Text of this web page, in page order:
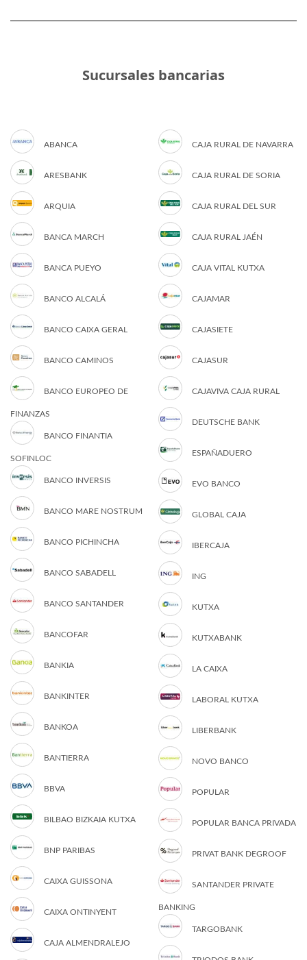
Sucursales bancarias
ABANCA
ARESBANK
ARQUIA
BANCA MARCH
BANCA PUEYO
BANCO ALCALÁ
BANCO CAIXA GERAL
BANCO CAMINOS
BANCO EUROPEO DE
FINANZAS
BANCO FINANTIA
SOFINLOC
BANCO INVERSIS
BANCO MARE NOSTRUM
BANCO PICHINCHA
BANCO SABADELL
BANCO SANTANDER
BANCOFAR
BANKIA
BANKINTER
BANKOA
BANTIERRA
BBVA
BILBAO BIZKAIA KUTXA
BNP PARIBAS
CAIXA GUISSONA
CAIXA ONTINYENT
CAJA ALMENDRALEJO
CAJA RURAL DE NAVARRA
CAJA RURAL DE SORIA
CAJA RURAL DEL SUR
CAJA RURAL JAÉN
CAJA VITAL KUTXA
CAJAMAR
CAJASIETE
CAJASUR
CAJAVIVA CAJA RURAL
DEUTSCHE BANK
ESPAÑADUERO
EVO BANCO
GLOBAL CAJA
IBERCAJA
ING
KUTXA
KUTXABANK
LA CAIXA
LABORAL KUTXA
LIBERBANK
NOVO BANCO
POPULAR
POPULAR BANCA PRIVADA
PRIVAT BANK DEGROOF
SANTANDER PRIVATE
BANKING
TARGOBANK